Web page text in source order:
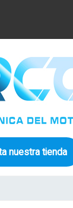
nuestra tienda